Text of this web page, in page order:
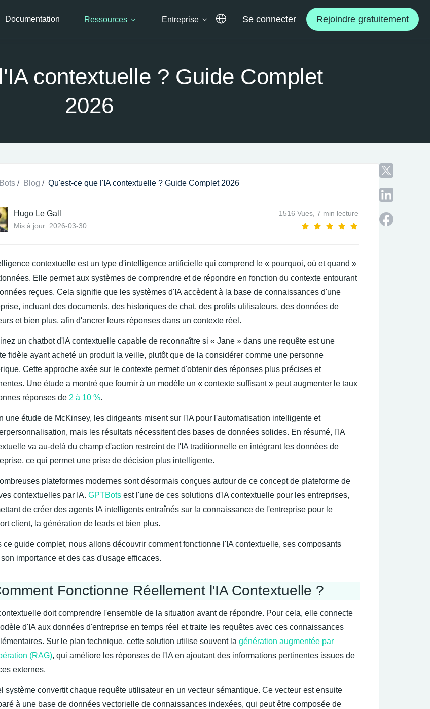
Documentation Ressources Entreprise Se connecter Rejoindre gratuitement
contextuelle ? Guide Complet
2026
/ Blog / Qu'est-ce que l'IA contextuelle ? Guide Complet 2026
Hugo Le Gall
Mis à jour: 2026-03-30
1516 Vues, 7 min lecture
contextuelle est un type d'intelligence artificielle qui comprend le « pourquoi, où et quand »
Elle permet aux systèmes de comprendre et de répondre en fonction du contexte entourant
reçues. Cela signifie que les systèmes d'IA accèdent à la base de connaissances d'une
incluant des documents, des historiques de chat, des profils utilisateurs, des données de
et bien plus, afin d'ancrer leurs réponses dans un contexte réel.
un chatbot d'IA contextuelle capable de reconnaître si « Jane » dans une requête est une
fidèle ayant acheté un produit la veille, plutôt que de la considérer comme une personne
Cette approche axée sur le contexte permet d'obtenir des réponses plus précises et
Une étude a montré que fournir à un modèle un « contexte suffisant » peut augmenter le taux
réponses de 2 à 10 %.
une étude de McKinsey, les dirigeants misent sur l'IA pour l'automatisation intelligente et
mais les résultats nécessitent des bases de données solides. En résumé, l'IA
va au-delà du champ d'action restreint de l'IA traditionnelle en intégrant les données de
ce qui permet une prise de décision plus intelligente.
plateformes modernes sont désormais conçues autour de ce concept de plateforme de
contextuelles par IA. GPTBots est l'une de ces solutions d'IA contextuelle pour les entreprises,
de créer des agents IA intelligents entraînés sur la connaissance de l'entreprise pour le
client, la génération de leads et bien plus.
ce guide complet, nous allons découvrir comment fonctionne l'IA contextuelle, ses composants
importance et des cas d'usage efficaces.
Fonctionne Réellement l'IA Contextuelle ?
doit comprendre l'ensemble de la situation avant de répondre. Pour cela, elle connecte
d'IA aux données d'entreprise en temps réel et traite les requêtes avec ces connaissances
Sur le plan technique, cette solution utilise souvent la génération augmentée par
(RAG), qui améliore les réponses de l'IA en ajoutant des informations pertinentes issues de
externes.
système convertit chaque requête utilisateur en un vecteur sémantique. Ce vecteur est ensuite
à une base de données vectorielle de connaissances indexées, qui peut être composée de